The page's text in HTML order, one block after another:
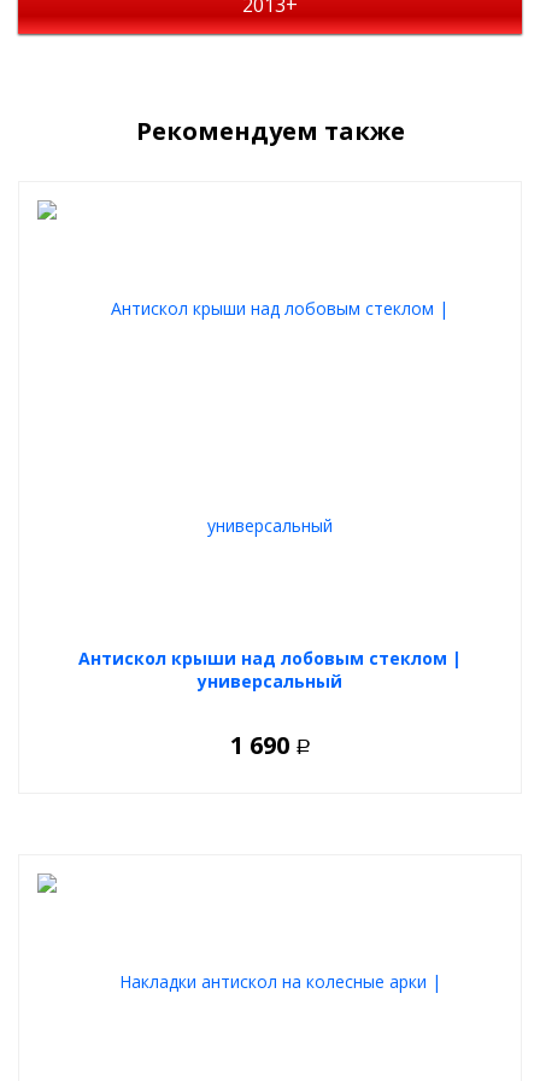
Крепится на качественный двусторонний 3M скотч, уже
приклееный с обратной стороны каждой накладки.
Рекомендуем также
Антискол крыши над лобовым стеклом |
универсальный
1 690 Р